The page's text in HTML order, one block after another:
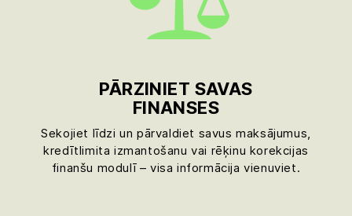
PĀRZINIET SAVAS
FINANSES
Sekojiet līdzi un pārvaldiet savus maksājumus,
kredītlimita izmantošanu vai rēķinu korekcijas
finanšu modulī – visa informācija vienuviet.